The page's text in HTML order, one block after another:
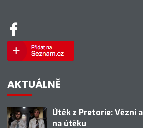
AKTUÁLNĚ
Útěk z Pretorie: Vězni
na útěku